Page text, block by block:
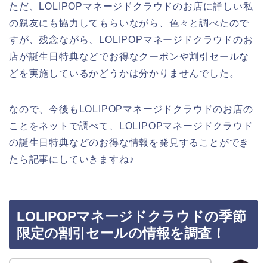
ただ、LOLIPOPマネージドクラウドのお店に詳しい私
の親友にも協力してもらいながら、色々と調べたので
すが、残念ながら、LOLIPOPマネージドクラウドのお
店が誕生日特典などでお得なクーポンや割引セールな
どを実施しているかどうかは分かりませんでした。
なので、今後もLOLIPOPマネージドクラウドのお店の
ことをネットで調べて、LOLIPOPマネージドクラウド
の誕生日特典などのお得な情報を発見することができ
たら記事にしていきますね♪
LOLIPOPマネージドクラウドの季節
限定の割引セールの情報を調査！